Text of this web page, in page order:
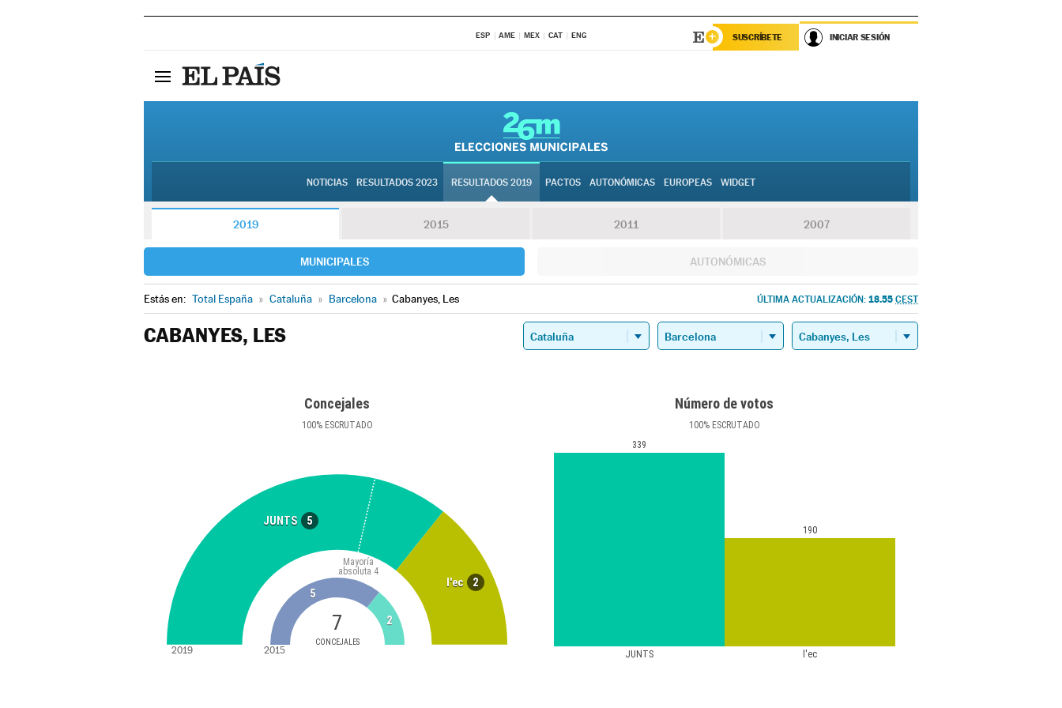
ESP AME MEX CAT ENG SUSCRÍBETE INICIAR SESIÓN
NOTICIAS RESULTADOS 2023 RESULTADOS 2019 PACTOS AUTONÓMICAS EUROPEAS WIDGET
2019 2015 2011 2007
MUNICIPALES AUTONÓMICAS
Estás en: Total España » Cataluña » Barcelona » Cabanyes, Les ÚLTIMA ACTUALIZACIÓN: 18.55 CEST
CABANYES, LES
Concejales
100%ESCRUTADO
JUNTS 5
l'ec 2
7
CONCEJALES
Mayoría
absoluta 4
5
2
2019 2015
Número de votos
100%ESCRUTADO
JUNTS l'ec
339
190